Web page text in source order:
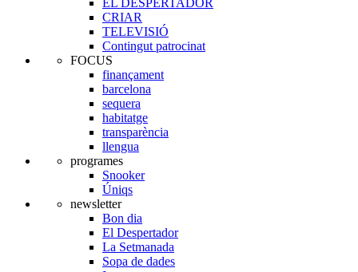
CRIAR
TELEVISIÓ
Contingut patrocinat
FOCUS
finançament
barcelona
sequera
habitatge
transparència
llengua
programes
Snooker
Úniqs
newsletter
Bon dia
El Despertador
La Setmanada
Sopa de dades